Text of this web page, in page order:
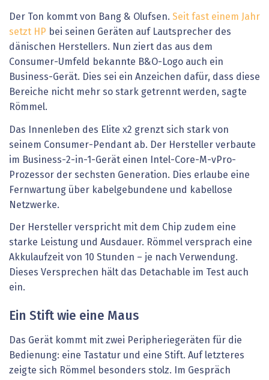
Der Ton kommt von Bang & Olufsen. Seit fast einem Jahr
setzt HP bei seinen Geräten auf Lautsprecher des
dänischen Herstellers. Nun ziert das aus dem
Consumer-Umfeld bekannte B&O-Logo auch ein
Business-Gerät. Dies sei ein Anzeichen dafür, dass diese
Bereiche nicht mehr so stark getrennt werden, sagte
Römmel.
Das Innenleben des Elite x2 grenzt sich stark von
seinem Consumer-Pendant ab. Der Hersteller verbaute
im Business-2-in-1-Gerät einen Intel-Core-M-vPro-
Prozessor der sechsten Generation. Dies erlaube eine
Fernwartung über kabelgebundene und kabellose
Netzwerke.
Der Hersteller verspricht mit dem Chip zudem eine
starke Leistung und Ausdauer. Römmel versprach eine
Akkulaufzeit von 10 Stunden – je nach Verwendung.
Dieses Versprechen hält das Detachable im Test auch
ein.
Ein Stift wie eine Maus
Das Gerät kommt mit zwei Peripheriegeräten für die
Bedienung: eine Tastatur und eine Stift. Auf letzteres
zeigte sich Römmel besonders stolz. Im Gespräch